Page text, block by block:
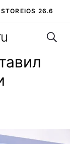
IOS 26.6